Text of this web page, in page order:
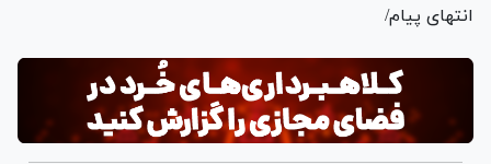
انتهای پیام/